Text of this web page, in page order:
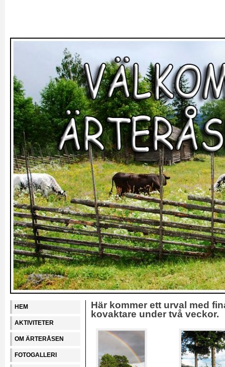
HEM
AKTIVITETER
OM ÄRTERÅSEN
FOTOGALLERI
Här kommer ett urval med
kovaktare under två veckor.